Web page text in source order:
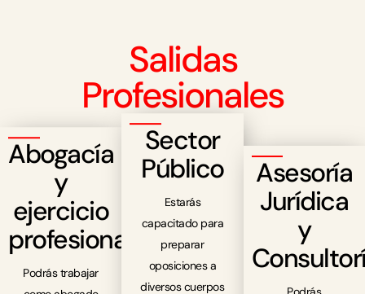
Salidas
Profesionales
Abogacía
y
ejercicio
profesional
Podrás trabajar
Sector
Público
Estarás
capacitado para
preparar
oposiciones a
diversos cuerpos
Asesoría
Jurídica
y